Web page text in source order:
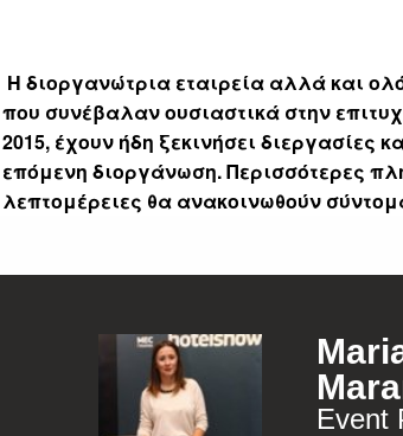
Η διοργανώτρια εταιρεία αλλά και
που συνέβαλαν ουσιαστικά στην
2015, έχουν ήδη ξεκινήσει διεργασίες
επόμενη διοργάνωση. Περισσότερες
λεπτομέρειες θα ανακοινωθούν
Event